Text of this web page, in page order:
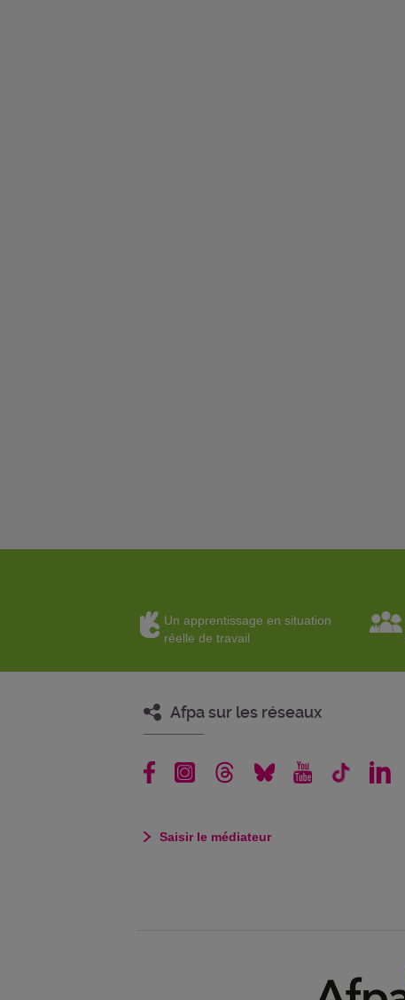
Un apprentissage en situation
réelle de travail
Afpa sur les réseaux
Saisir le médiateur